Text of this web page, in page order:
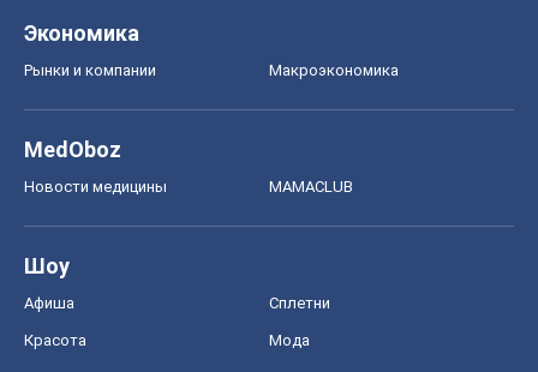
Экономика
Рынки и компании Mакроэкономика
MedOboz
Новости медицины MAMACLUB
Шоу
Афиша Сплетни
Красота Мода